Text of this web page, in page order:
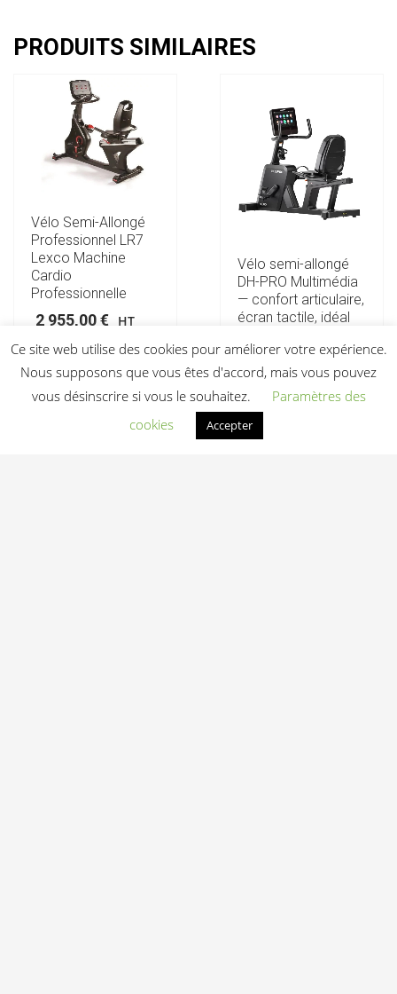
PRODUITS SIMILAIRES
Vélo Semi-Allongé
Professionnel LR7
Lexco Machine
Cardio
Professionnelle
2 955,00€ HT
Ajouter au devis
Vélo semi-allongé
DH-PRO Multimédia
— confort articulaire,
écran tactile, idéal
senior actif
2 395,00€ HT
Ajouter au devis
Ce site web utilise des cookies pour améliorer votre expérience.
Nous supposons que vous êtes d'accord, mais vous pouvez
vous désinscrire si vous le souhaitez.
Paramètres des
cookies
Accepter